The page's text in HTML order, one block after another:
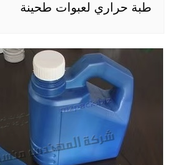
طبة حراري لعبوات طحينة